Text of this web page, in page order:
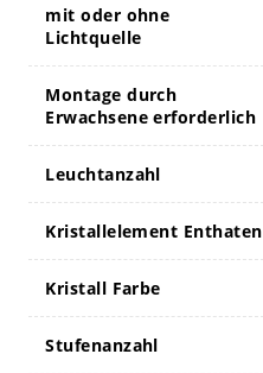
mit oder ohne
Lichtquelle
Montage durch
Erwachsene erforderlich
Leuchtanzahl
Kristallelement Enthaten
Kristall Farbe
Stufenanzahl